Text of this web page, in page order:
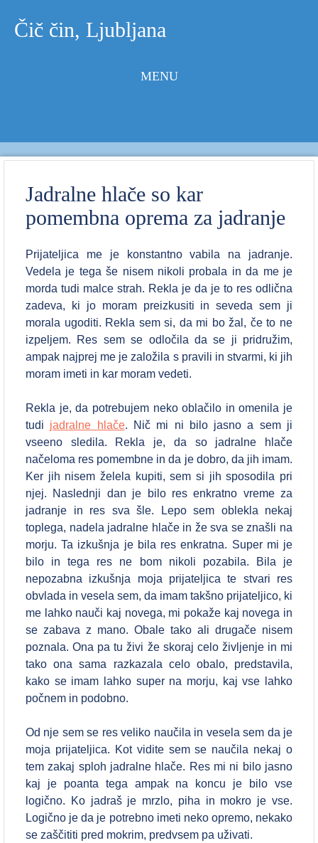
Čič čin, Ljubljana
MENU
Jadralne hlače so kar
pomembna oprema za jadranje
Prijateljica me je konstantno vabila na jadranje.
Vedela je tega še nisem nikoli probala in da me je
morda tudi malce strah. Rekla je da je to res odlična
zadeva, ki jo moram preizkusiti in seveda sem ji
morala ugoditi. Rekla sem si, da mi bo žal, če to ne
izpeljem. Res sem se odločila da se ji pridružim,
ampak najprej me je založila s pravili in stvarmi, ki jih
moram imeti in kar moram vedeti.
Rekla je, da potrebujem neko oblačilo in omenila je
tudi jadralne hlače. Nič mi ni bilo jasno a sem ji
vseeno sledila. Rekla je, da so jadralne hlače
načeloma res pomembne in da je dobro, da jih imam.
Ker jih nisem želela kupiti, sem si jih sposodila pri
njej. Naslednji dan je bilo res enkratno vreme za
jadranje in res sva šle. Lepo sem oblekla nekaj
toplega, nadela jadralne hlače in že sva se znašli na
morju. Ta izkušnja je bila res enkratna. Super mi je
bilo in tega res ne bom nikoli pozabila. Bila je
nepozabna izkušnja moja prijateljica te stvari res
obvlada in vesela sem, da imam takšno prijateljico, ki
me lahko nauči kaj novega, mi pokaže kaj novega in
se zabava z mano. Obale tako ali drugače nisem
poznala. Ona pa tu živi že skoraj celo življenje in mi
tako ona sama razkazala celo obalo, predstavila,
kako se imam lahko super na morju, kaj vse lahko
počnem in podobno.
Od nje sem se res veliko naučila in vesela sem da je
moja prijateljica. Kot vidite sem se naučila nekaj o
tem zakaj sploh jadralne hlače. Res mi ni bilo jasno
kaj je poanta tega ampak na koncu je bilo vse
logično. Ko jadraš je mrzlo, piha in mokro je vse.
Logično je da je potrebno imeti neko opremo, nekako
se zaščititi pred mokrim, predvsem pa uživati.